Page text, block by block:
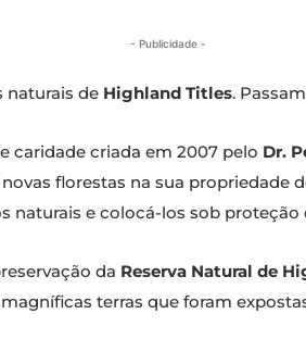
- Publicidade -
naturais de Highland Titles.
caridade criada em 2007 pelo Dr.
florestas na sua propriedade
naturais e colocá-los sob
da Reserva Natural de
terras que foram